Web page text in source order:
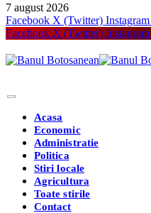
7 august 2026
Facebook X (Twitter) Instagram
Facebook X (Twitter) Instagram
Acasa
Economic
Administratie
Politica
Stiri locale
Agricultura
Toate stirile
Contact